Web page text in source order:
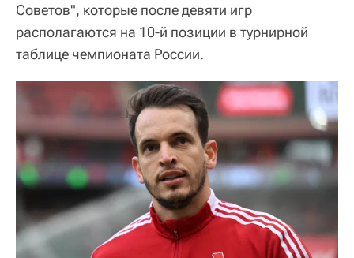
Советов", которые после девяти игр
располагаются на 10-й позиции в турнирной
таблице чемпионата России.